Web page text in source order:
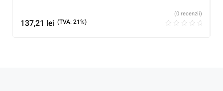
137,21 lei (TVA: 21%)
(0 recenzii)